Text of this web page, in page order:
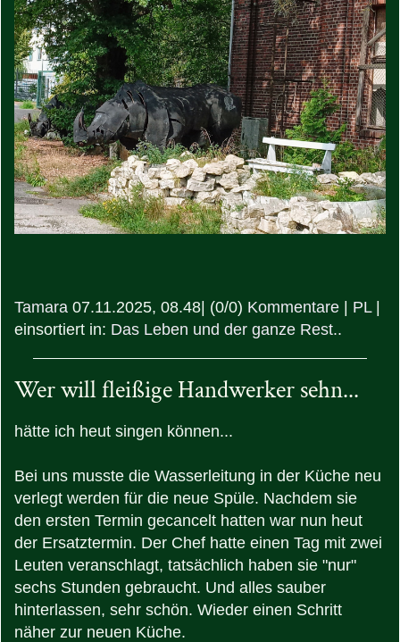
Tamara 07.11.2025, 08.48| (0/0) Kommentare | PL|
einsortiert in: Das Leben und der ganze Rest..
Wer will fleißige Handwerker sehn...
hätte ich heut singen können...
Bei uns musste die Wasserleitung in der Küche neu
verlegt werden für die neue Spüle. Nachdem sie
den ersten Termin gecancelt hatten war nun heut
der Ersatztermin. Der Chef hatte einen Tag mit zwei
Leuten veranschlagt, tatsächlich haben sie "nur"
sechs Stunden gebraucht. Und alles sauber
hinterlassen, sehr schön. Wieder einen Schritt
näher zur neuen Küche.